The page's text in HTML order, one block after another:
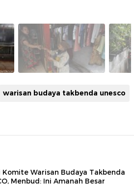
warisan budaya takbenda unesco
Komite Warisan Budaya Takbenda
Menbud: Ini Amanah Besar